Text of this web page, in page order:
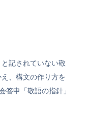
記されていない敬
、構文の作り方を
答申「敬語の指針」